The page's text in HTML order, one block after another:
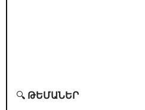
🔍 ԹԵՄԱՆԵՐ